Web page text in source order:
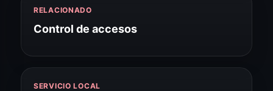
RELACIONADO
Control de accesos
SERVICIO LOCAL